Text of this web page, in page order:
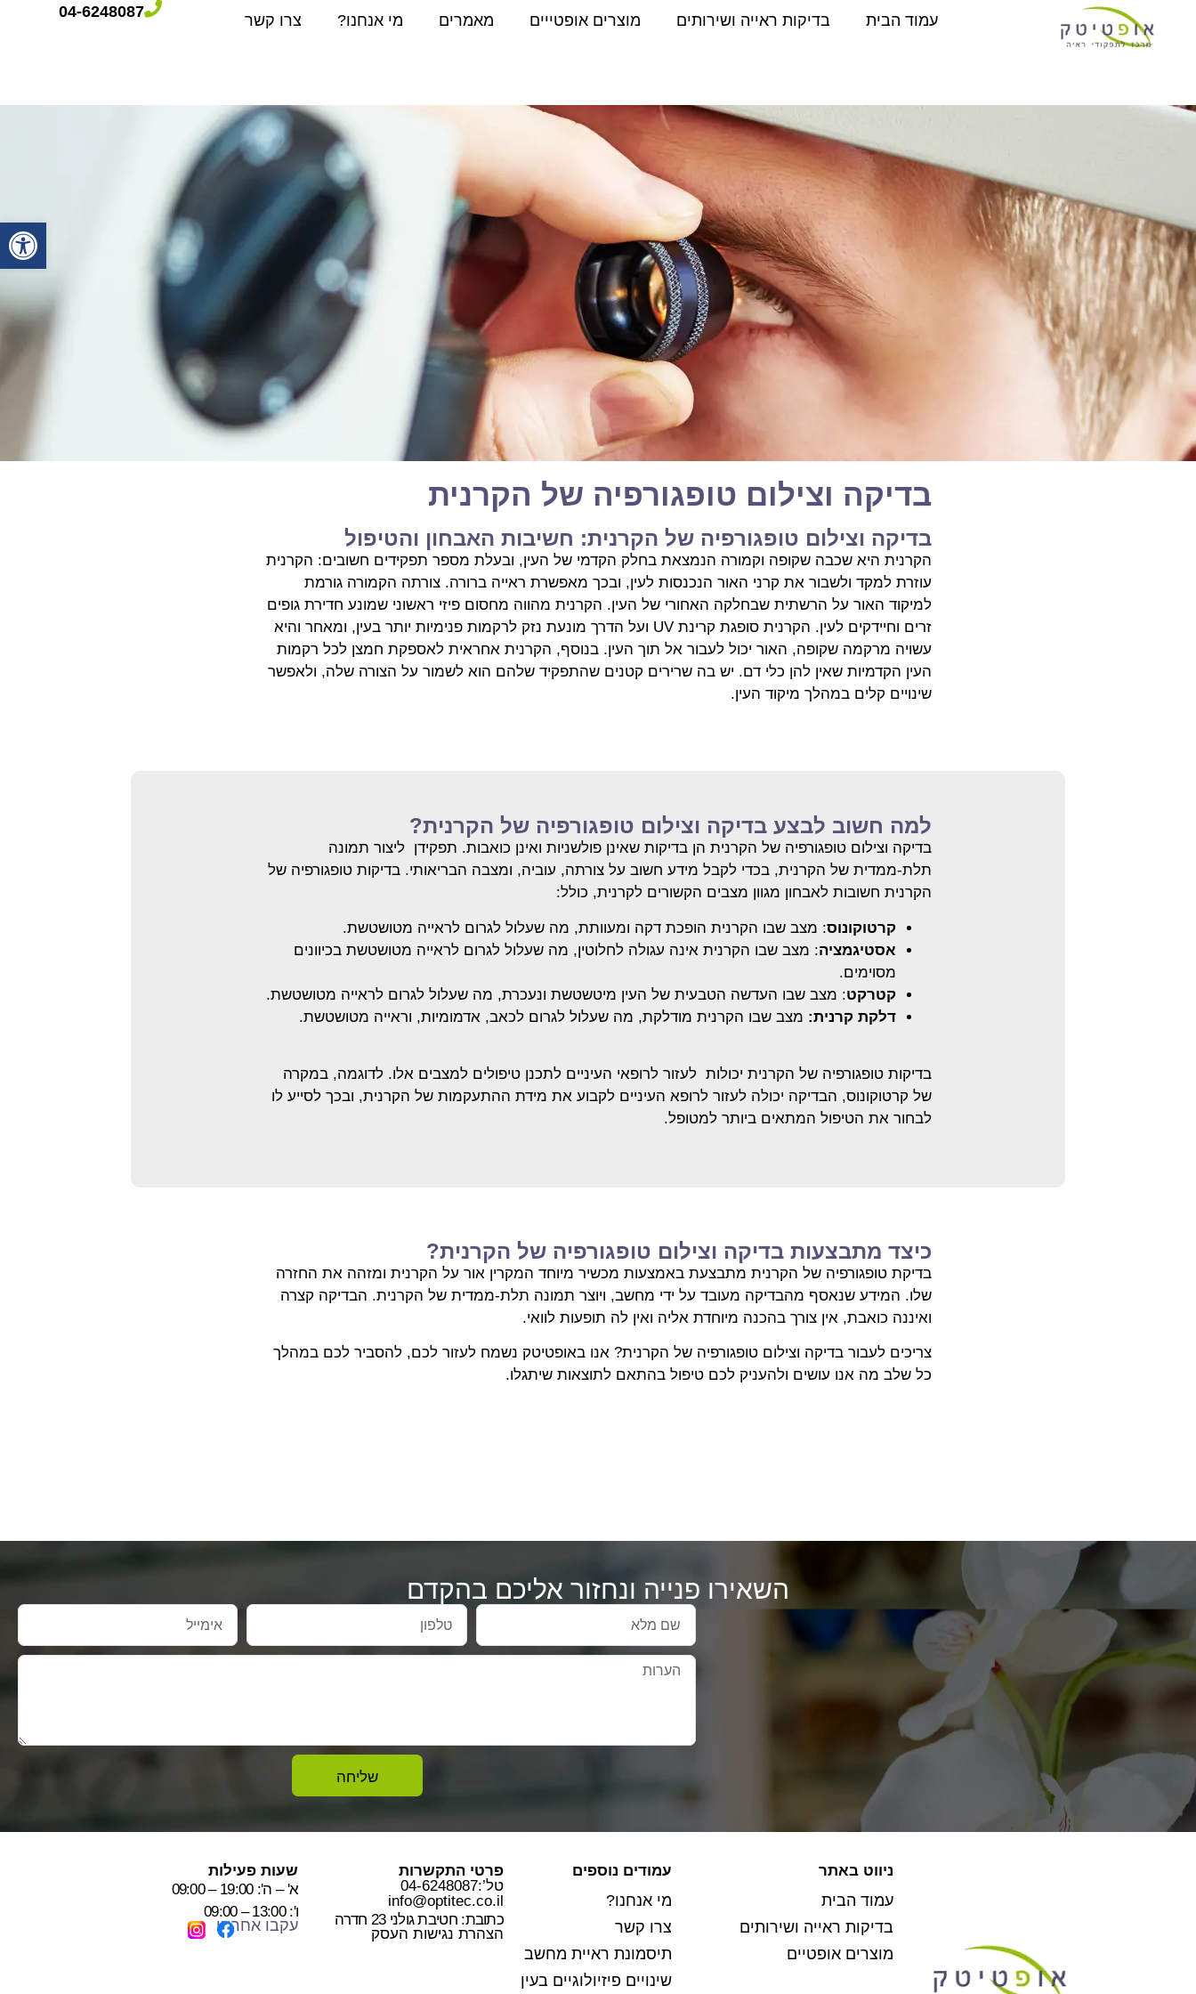
פתח
עמוד הבית בדיקות ראייה ושירותים מוצרים אופטייים מאמרים מי אנחנו? צרו קשר 04-6248087
בדיקה וצילום טופגורפיה של הקרנית
בדיקה וצילום טופגורפיה של הקרנית: חשיבות האבחון והטיפול
הקרנית היא שכבה שקופה וקמורה הנמצאת בחלק הקדמי של העין, ובעלת מספר תפקידים חשובים: הקרנית
עוזרת למקד ולשבור את קרני האור הנכנסות לעין, ובכך מאפשרת ראייה ברורה. צורתה הקמורה גורמת
למיקוד האור על הרשתית שבחלקה האחורי של העין. הקרנית מהווה מחסום פיזי ראשוני שמונע חדירת גופים
זרים וחיידקים לעין. הקרנית סופגת קרינת UV ועל הדרך מונעת נזק לרקמות פנימיות יותר בעין, ומאחר והיא
עשויה מרקמה שקופה, האור יכול לעבור אל תוך העין. בנוסף, הקרנית אחראית לאספקת חמצן לכל רקמות
העין הקדמיות שאין להן כלי דם. יש בה שרירים קטנים שהתפקיד שלהם הוא לשמור על הצורה שלה, ולאפשר
שינויים קלים במהלך מיקוד העין.
למה חשוב לבצע בדיקה וצילום טופגורפיה של הקרנית?
בדיקה וצילום טופגורפיה של הקרנית הן בדיקות שאינן פולשניות ואינן כואבות. תפקידן ליצור תמונה
תלת-ממדית של הקרנית, בכדי לקבל מידע חשוב על צורתה, עוביה, ומצבה הבריאותי. בדיקות טופגורפיה של
הקרנית חשובות לאבחון מגוון מצבים הקשורים לקרנית, כולל:
קרטוקונוס: מצב שבו הקרנית הופכת דקה ומעוותת, מה שעלול לגרום לראייה מטושטשת.
אסטיגמציה: מצב שבו הקרנית אינה עגולה לחלוטין, מה שעלול לגרום לראייה מטושטשת בכיוונים
מסוימים.
קטרקט: מצב שבו העדשה הטבעית של העין מיטשטשת ונעכרת, מה שעלול לגרום לראייה מטושטשת.
דלקת קרנית: מצב שבו הקרנית מודלקת, מה שעלול לגרום לכאב, אדמומיות, וראייה מטושטשת.
בדיקות טופגורפיה של הקרנית יכולות לעזור לרופאי העיניים לתכנן טיפולים למצבים אלו. לדוגמה, במקרה
של קרטוקונוס, הבדיקה יכולה לעזור לרופא העיניים לקבוע את מידת ההתעקמות של הקרנית, ובכך לסייע לו
לבחור את הטיפול המתאים ביותר למטופל.
כיצד מתבצעות בדיקה וצילום טופגורפיה של הקרנית?
בדיקת טופגורפיה של הקרנית מתבצעת באמצעות מכשיר מיוחד המקרין אור על הקרנית ומזהה את החזרה
שלו. המידע שנאסף מהבדיקה מעובד על ידי מחשב, ויוצר תמונה תלת-ממדית של הקרנית. הבדיקה קצרה
ואיננה כואבת, אין צורך בהכנה מיוחדת אליה ואין לה תופעות לוואי.
צריכים לעבור בדיקה וצילום טופגורפיה של הקרנית? אנו באופטיטק נשמח לעזור לכם, להסביר לכם במהלך
כל שלב מה אנו עושים ולהעניק לכם טיפול בהתאם לתוצאות שיתגלו.
השאירו פנייה ונחזור אליכם בהקדם
שליחה
ניווט באתר
עמוד הבית
בדיקות ראייה ושירותים
מוצרים אופטיים
עמודים נוספים
מי אנחנו?
צרו קשר
תיסמונת ראיית מחשב
שינויים פיזיולוגיים בעין
פרטי התקשרות
טל’:04-6248087
info@optitec.co.il
כתובת: חטיבת גולני 23 חדרה
הצהרת נגישות העסק
שעות פעילות
א' – ה': 19:00 – 09:00
ו': 13:00 – 09:00
עקבו אחרינו